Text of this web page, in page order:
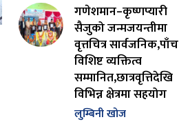
गणेशमान–कृष्णप्यारी
सैजुको जन्मजयन्तीमा
वृत्तचित्र सार्वजनिक,पाँच
विशिष्ट व्यक्तित्व
सम्मानित,छात्रवृत्तिदेखि
विभिन्न क्षेत्रमा सहयोग
लुम्बिनी खोज